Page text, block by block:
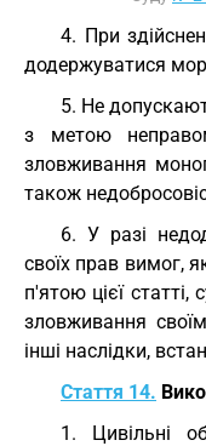
4. При
додержуватися
5. Не
з метою
зловживання
також
6. У разі
своїх прав вимог,
п'ятою цієї
зловживання
інші наслідки,
Стаття 14.
1. Цивільні